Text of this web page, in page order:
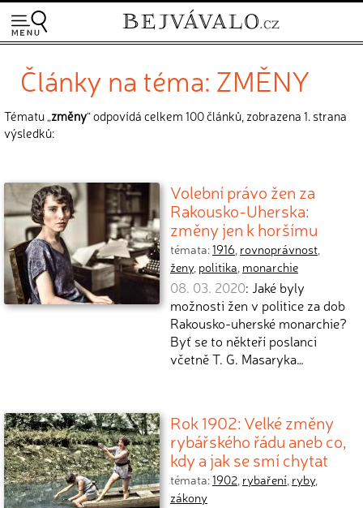
Články na téma: ZMĚNY
Tématu „změny“ odpovídá celkem 100 článků, zobrazena 1. strana
výsledků:
Volební právo žen za
Rakousko-Uherska:
změny jen k horšímu
témata:1916, rovnoprávnost,
ženy, politika, monarchie
08. 03. 2020: Jaké byly
možnosti žen v politice za dob
Rakousko-uherské monarchie?
Byť se to někteří poslanci
včetně T. G. Masaryka…
Rok 1902: Velké změny
rybářského řádu aneb co,
kdy a jak se smí chytat
témata:1902, rybaření, ryby,
zákony